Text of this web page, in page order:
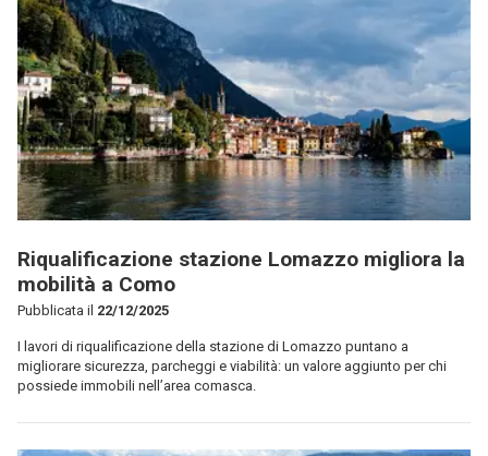
Riqualificazione stazione Lomazzo migliora la
mobilità a Como
Pubblicata il 22/12/2025
I lavori di riqualificazione della stazione di Lomazzo puntano a
migliorare sicurezza, parcheggi e viabilità: un valore aggiunto per chi
possiede immobili nell’area comasca.